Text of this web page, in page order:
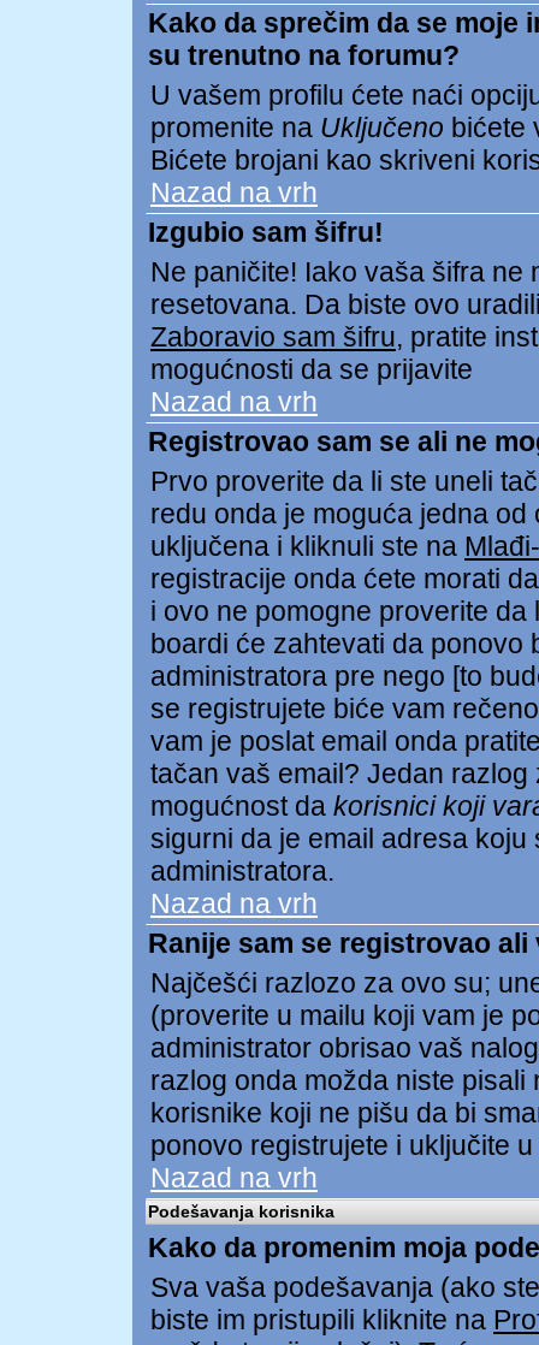
Kako da sprečim da se moje
su trenutno na forumu?
U vašem profilu ćete naći
promenite na Uključeno bićete
Bićete brojani kao skriveni
Nazad na vrh
Izgubio sam šifru!
Ne paničite! Iako vaša šifra ne
resetovana. Da biste ovo
Zaboravio sam šifru, pratite
mogućnosti da se prijavite
Nazad na vrh
Registrovao sam se ali ne
Prvo proverite da li ste uneli
redu onda je moguća jedna
uključena i kliknuli ste na
registracije onda ćete morati
i ovo ne pomogne proverite
boardi će zahtevati da ponovo
administratora pre nego [to
se registrujete biće vam
vam je poslat email onda
tačan vaš email? Jedan
mogućnost da korisnici koji
sigurni da je email adresa
administratora.
Nazad na vrh
Ranije sam se registrovao
Najčešći razlozo za ovo su;
(proverite u mailu koji vam je
administrator obrisao vaš
razlog onda možda niste
korisnike koji ne pišu da bi
ponovo registrujete i uključite
Nazad na vrh
Podešavanja korisnika
Kako da promenim moja
Sva vaša podešavanja (ako
biste im pristupili kliknite na